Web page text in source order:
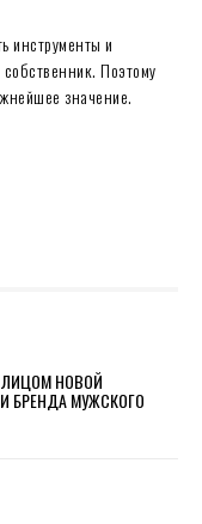
инструменты и
Поэтому
значение.
ЛИЦОМ НОВОЙ
БРЕНДА МУЖСКОГО